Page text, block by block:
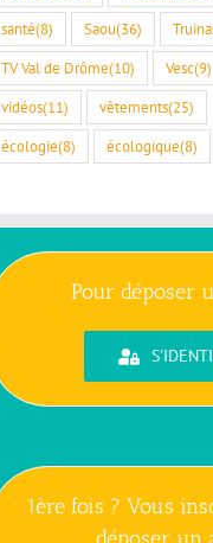
santé(8) Saou(36)
TV Val de Drôme(10) Vesc(9)
vidéos(11) vêtements(25)
écologie(8) écologique(8)
Pour déposer
1ère fois ? Vous